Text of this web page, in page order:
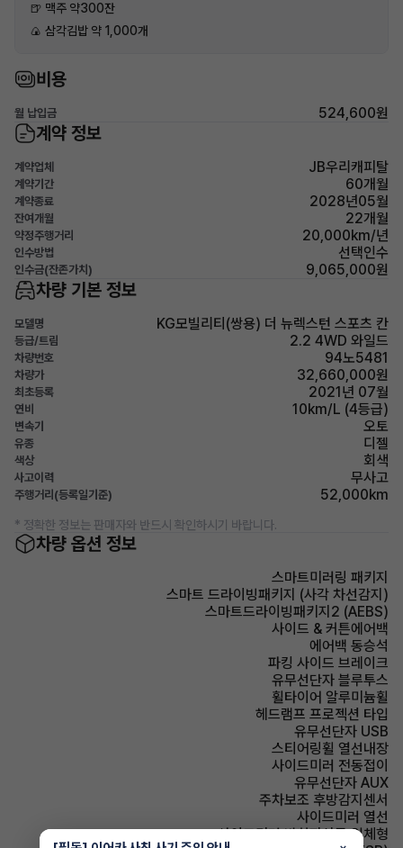
🍺 맥주 약300잔
🍙 삼각김밥 약 1,000개
비용
월 납입금 524,600원
계약 정보
계약업체 JB우리캐피탈
계약기간 60개월
계약종료 2028년05월
잔여개월 22개월
약정주행거리 20,000km/년
인수방법 선택인수
인수금(잔존가치) 9,065,000원
차량 기본 정보
모델명 KG모빌리티(쌍용) 더 뉴렉스턴 스포츠 칸
등급/트림 2.2 4WD 와일드
차량번호 94노5481
차량가 32,660,000원
최초등록 2021년 07월
연비 10km/L (4등급)
변속기 오토
유종 디젤
색상 회색
사고이력 무사고
주행거리(등록일기준) 52,000km
* 정확한 정보는 판매자와 반드시 확인하시기 바랍니다.
차량 옵션 정보
스마트미러링 패키지
스마트 드라이빙패키지 (사각 차선감지)
스마트드라이빙패키지2 (AEBS)
사이드 & 커튼에어백
에어백 동승석
파킹 사이드 브레이크
유무선단자 블루투스
휠타이어 알루미늄휠
헤드램프 프로젝션 타입
유무선단자 USB
스티어링휠 열선내장
사이드미러 전동접이
유무선단자 AUX
주차보조 후방감지센서
사이드미러 열선
사이드미러 방향지시등 일체형